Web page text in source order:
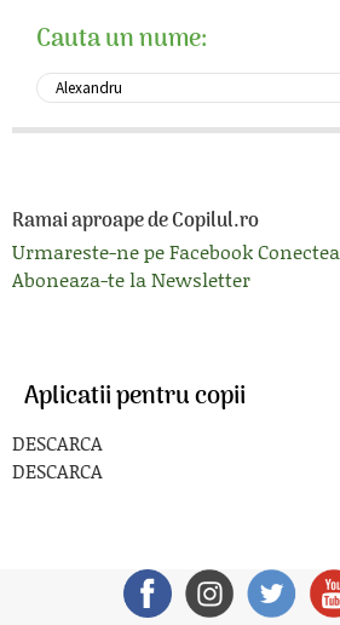
Cauta un nume:
Ramai aproape de Copilul.ro
Urmareste-ne pe Facebook
Aboneaza-te la Newsletter
Aplicatii pentru copii
DESCARCA
DESCARCA